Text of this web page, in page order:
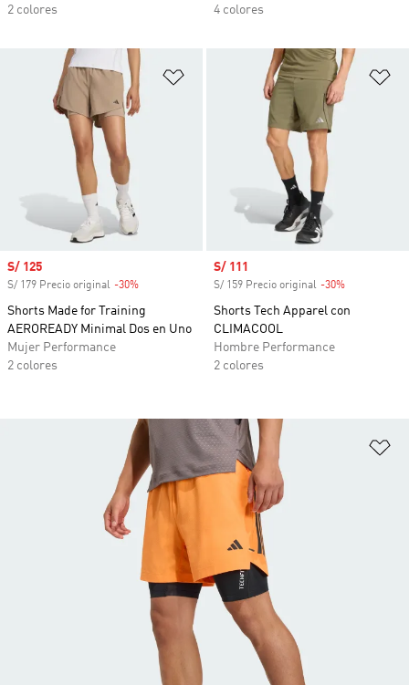
2 colores
4 colores
Añadir a la lista de deseos
Precio de venta
S/ 125
S/ 179 Precio original -30%
Shorts Made for Training
AEROREADY Minimal Dos en Uno
Mujer Performance
2 colores
Precio de venta
S/ 111
S/ 159 Precio original -30%
Shorts Tech Apparel con
CLIMACOOL
Hombre Performance
2 colores